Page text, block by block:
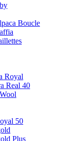
Boucle
Royal
Real 40
50
Plus